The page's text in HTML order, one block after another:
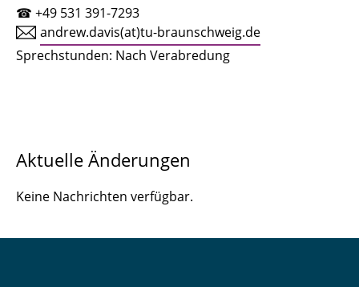
☎ +49 531 391-7293
andrew.davis(at)tu-braunschweig.de
Sprechstunden: Nach Verabredung
Aktuelle Änderungen
Keine Nachrichten verfügbar.